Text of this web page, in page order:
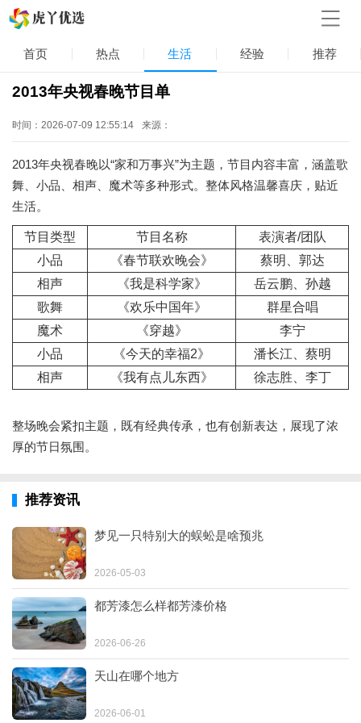
首页 热点 生活 经验 推荐
2013年央视春晚节目单
时间：2026-07-09 12:55:14 来源：
2013年央视春晚以“家和万事兴”为主题，节目内容丰富，涵盖歌
舞、小品、相声、魔术等多种形式。整体风格温馨喜庆，贴近
生活。
节目类型 节目名称
表演者/团队
小品
《春节联欢晚会》
蔡明、郭达
相声
《我是科学家》
岳云鹏、孙越
歌舞
《欢乐中国年》
群星合唱
魔术
《穿越》
李宁
小品
《今天的幸福2》
潘长江、蔡明
相声
《我有点儿东西》 徐志胜、李丁
整场晚会紧扣主题，既有经典传承，也有创新表达，展现了浓
厚的节日氛围。
推荐资讯
梦见一只特别大的蜈蚣是啥预兆
2026-05-03
都芳漆怎么样都芳漆价格
2026-06-26
天山在哪个地方
2026-06-01